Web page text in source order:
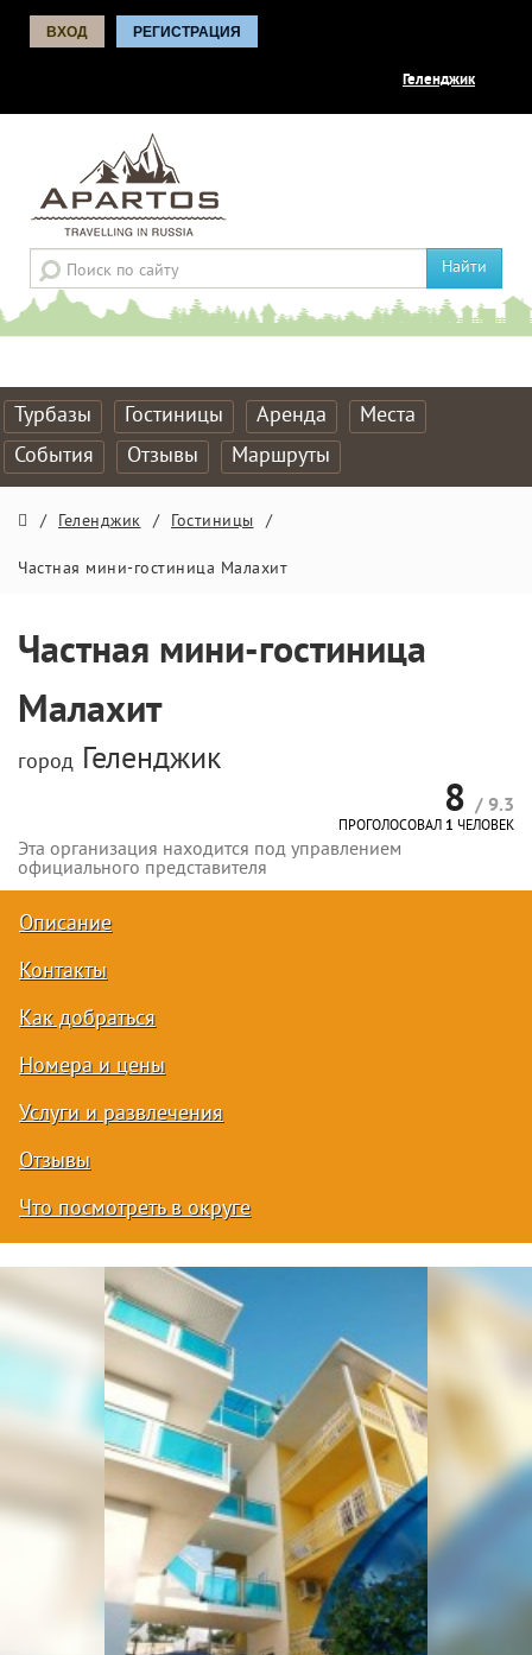
ВХОД РЕГИСТРАЦИЯ
Геленджик
Найти
Турбазы Гостиницы Аренда
Места
События
Отзывы Маршруты
/ Геленджик / Гостиницы /
Частная мини-гостиница Малахит
Частная мини-гостиница
Малахит
город Геленджик
8 / 9.3
ПРОГОЛОСОВАЛ 1 ЧЕЛОВЕК
Эта организация находится под управлением
официального представителя
Описание
Контакты
Как добраться
Номера и цены
Услуги и развлечения
Отзывы
Что посмотреть в округе